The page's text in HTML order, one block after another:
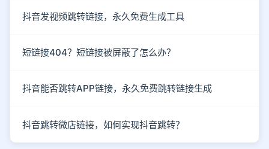
抖音发视频跳转链接，永久免费生成工具
短链接404？短链接被屏蔽了怎么办？
抖音能否跳转APP链接，永久免费跳转链接生成
抖音跳转微店链接，如何实现抖音跳转？